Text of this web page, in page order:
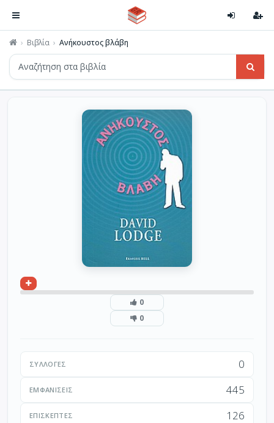
Βιβλία Ανήκουστος βλάβη
0
0
ΣΥΛΛΟΓΈΣ 0
ΕΜΦΑΝΊΣΕΙΣ 445
ΕΠΙΣΚΈΠΤΕΣ 126